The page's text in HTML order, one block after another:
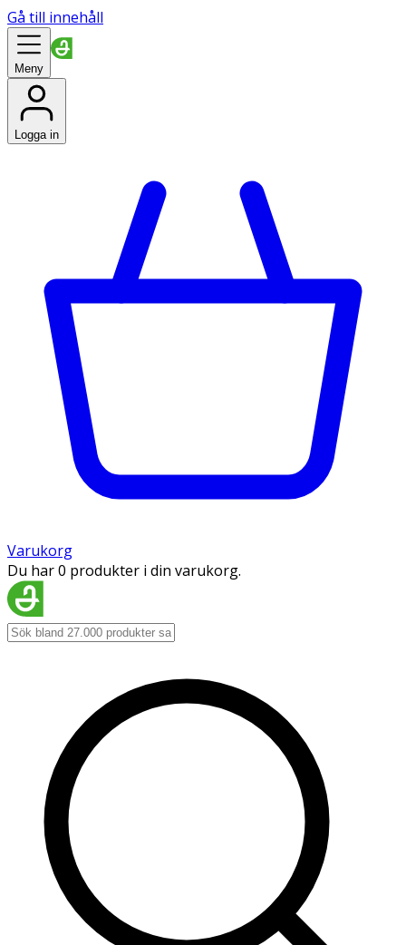
Gå till innehåll
Meny
Logga in
Varukorg
Du har 0 produkter i din varukorg.